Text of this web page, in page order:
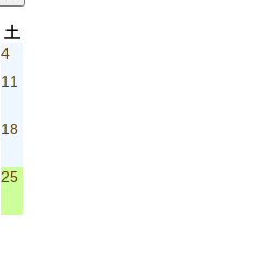
土
4
11
18
25